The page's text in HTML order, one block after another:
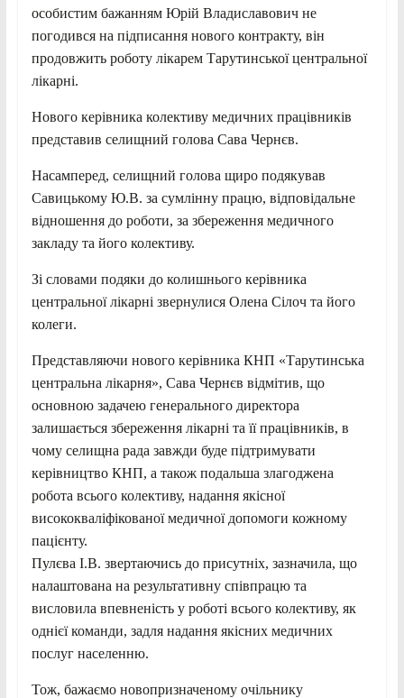
особистим бажанням Юрій Владиславович не
погодився на підписання нового контракту, він
продовжить роботу лікарем Тарутинської центральної
лікарні.
Нового керівника колективу медичних працівників
представив селищний голова Сава Чернєв.
Насамперед, селищний голова щиро подякував
Савицькому Ю.В. за сумлінну працю, відповідальне
відношення до роботи, за збереження медичного
закладу та його колективу.
Зі словами подяки до колишнього керівника
центральної лікарні звернулися Олена Сілоч та його
колеги.
Представляючи нового керівника КНП «Тарутинська
центральна лікарня», Сава Чернєв відмітив, що
основною задачею генерального директора
залишається збереження лікарні та її працівників, в
чому селищна рада завжди буде підтримувати
керівництво КНП, а також подальша злагоджена
робота всього колективу, надання якісної
висококваліфікованої медичної допомоги кожному
пацієнту.
Пулєва І.В. звертаючись до присутніх, зазначила, що
налаштована на результативну співпрацю та
висловила впевненість у роботі всього колективу, як
однієї команди, задля надання якісних медичних
послуг населенню.
Тож, бажаємо новопризначеному очільнику